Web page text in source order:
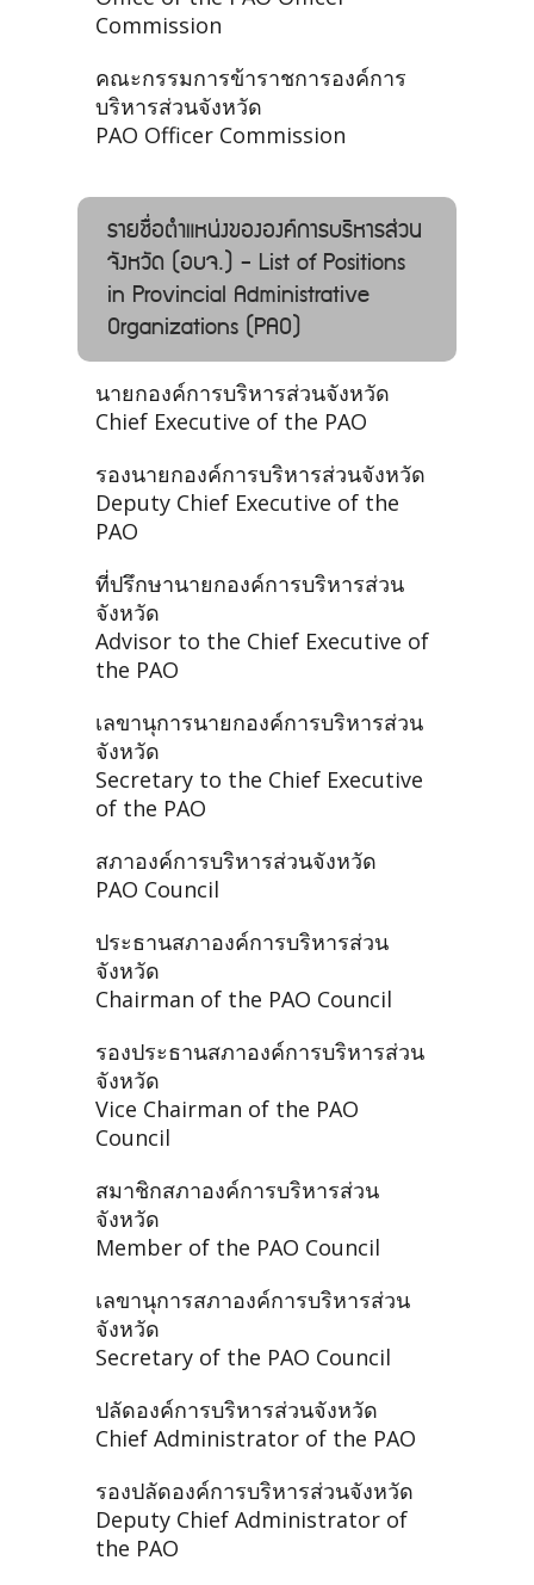
Commission
คณะกรรมการข้าราชการองค์การ
บริหารส่วนจังหวัด
PAO Officer Commission
รายชื่อตำแหน่งขององค์การบริหารส่วน
จังหวัด (อบจ.) - List of Positions
in Provincial Administrative
Organizations (PAO)
นายกองค์การบริหารส่วนจังหวัด
Chief Executive of the PAO
รองนายกองค์การบริหารส่วนจังหวัด
Deputy Chief Executive of the
PAO
ที่ปรึกษานายกองค์การบริหารส่วน
จังหวัด
Advisor to the Chief Executive of
the PAO
เลขานุการนายกองค์การบริหารส่วน
จังหวัด
Secretary to the Chief Executive
of the PAO
สภาองค์การบริหารส่วนจังหวัด
PAO Council
ประธานสภาองค์การบริหารส่วน
จังหวัด
Chairman of the PAO Council
รองประธานสภาองค์การบริหารส่วน
จังหวัด
Vice Chairman of the PAO
Council
สมาชิกสภาองค์การบริหารส่วน
จังหวัด
Member of the PAO Council
เลขานุการสภาองค์การบริหารส่วน
จังหวัด
Secretary of the PAO Council
ปลัดองค์การบริหารส่วนจังหวัด
Chief Administrator of the PAO
รองปลัดองค์การบริหารส่วนจังหวัด
Deputy Chief Administrator of
the PAO